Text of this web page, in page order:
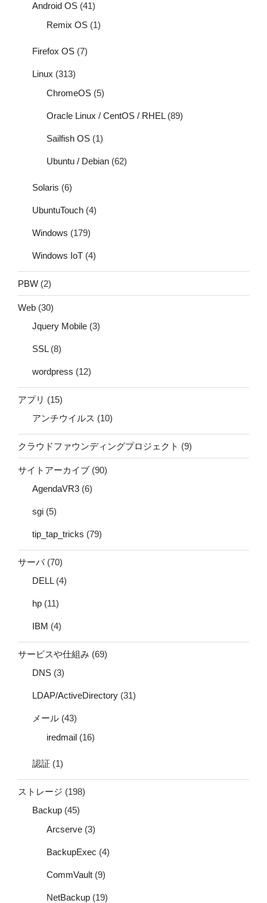
Android OS (41)
Remix OS (1)
Firefox OS (7)
Linux (313)
ChromeOS (5)
Oracle Linux / CentOS / RHEL(89)
Sailfish OS (1)
Ubuntu / Debian (62)
Solaris (6)
UbuntuTouch (4)
Windows (179)
Windows IoT (4)
PBW (2)
Web (30)
Jquery Mobile (3)
SSL(8)
wordpress (12)
アプリ (15)
アンチウイルス (10)
クラウドファウンディングプロジェクト (9)
サイトアーカイブ (90)
AgendaVR3 (6)
sgi (5)
tip_tap_tricks (79)
サーバ(70)
DELL(4)
hp (11)
IBM (4)
サービスや仕組み (69)
DNS (3)
LDAP/ActiveDirectory (31)
メール (43)
iredmail (16)
認証 (1)
ストレージ (198)
Backup (45)
Arcserve (3)
BackupExec (4)
CommVault (9)
NetBackup (19)